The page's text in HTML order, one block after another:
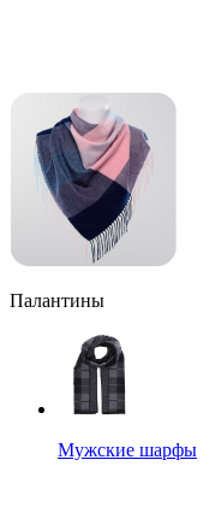
Палантины
Мужские шарфы